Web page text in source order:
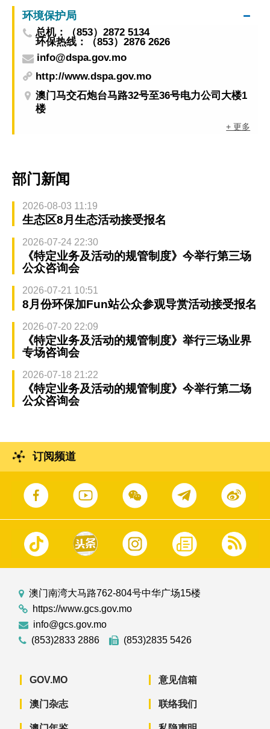
环境保护局
总机：（853）2872 5134
环保热线：（853）2876 2626
info@dspa.gov.mo
http://www.dspa.gov.mo
澳门马交石炮台马路32号至36号电力公司大楼1
楼
+ 更多
部门新闻
2026-08-03 11:19
生态区8月生态活动接受报名
2026-07-24 22:30
《特定业务及活动的规管制度》今举行第三场
公众咨询会
2026-07-21 10:51
8月份环保加Fun站公众参观导赏活动接受报名
2026-07-20 22:09
《特定业务及活动的规管制度》举行三场业界
专场咨询会
2026-07-18 21:22
《特定业务及活动的规管制度》今举行第二场
公众咨询会
订阅频道
澳门南湾大马路762-804号中华广场15楼
https://www.gcs.gov.mo
info@gcs.gov.mo
(853)2833 2886
(853)2835 5426
GOV.MO
澳门杂志
意见信箱
联络我们